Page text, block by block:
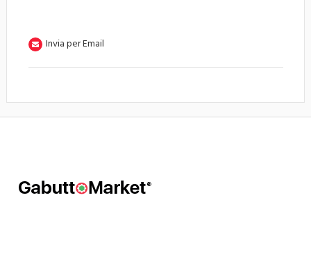
Invia per Email